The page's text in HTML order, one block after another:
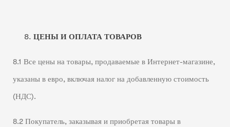
ЦЕНЫ И ОПЛАТА ТОВАРОВ
8.1 Все цены на товары, продаваемые в Интернет-магазине,
указаны в евро, включая налог на добавленную стоимость
(НДС).
8.2 Покупатель, заказывая и приобретая товары в